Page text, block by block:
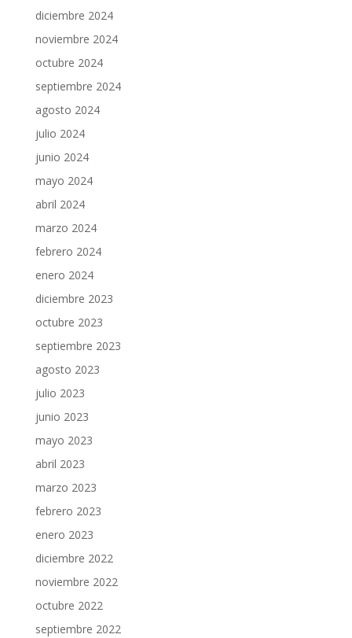
diciembre 2024
noviembre 2024
octubre 2024
septiembre 2024
agosto 2024
julio 2024
junio 2024
mayo 2024
abril 2024
marzo 2024
febrero 2024
enero 2024
diciembre 2023
octubre 2023
septiembre 2023
agosto 2023
julio 2023
junio 2023
mayo 2023
abril 2023
marzo 2023
febrero 2023
enero 2023
diciembre 2022
noviembre 2022
octubre 2022
septiembre 2022